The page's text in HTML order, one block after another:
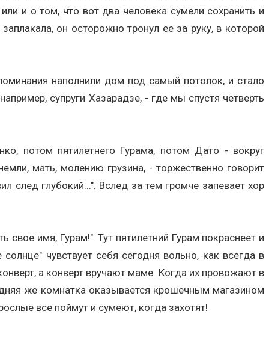
и о том, что вот два человека сумели сохранить и
он осторожно тронул ее за руку, в которой
наполнили дом под самый потолок, и стало
супруги Хазарадзе, - где мы спустя четверть
потом пятилетнего Гурама, потом Дато - вокруг
мать, молению грузина, - торжественно говорит
след глубокий...". Вслед за тем громче запевает хор
имя, Гурам!". Тут пятилетний Гурам покраснеет и
чувствует себя сегодня вольно, как всегда в
а конверт вручают маме. Когда их провожают в
же комнатка оказывается крошечным магазином
все поймут и сумеют, когда захотят!